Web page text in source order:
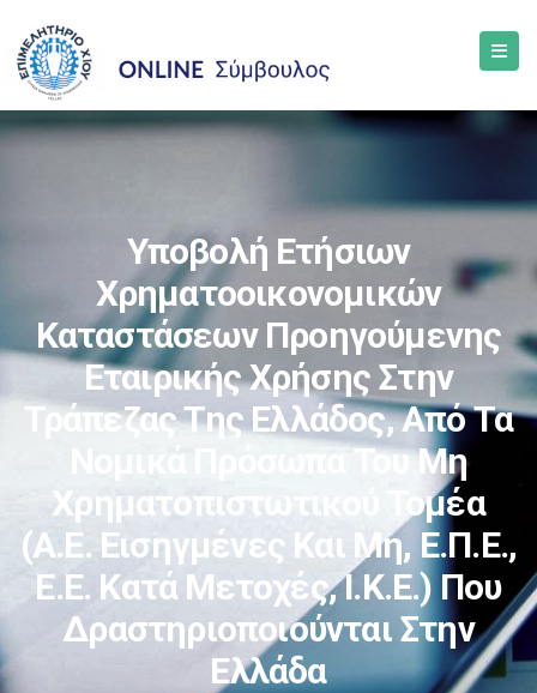
Υποβολή Ετήσιων
Χρηματοοικονομικών
Καταστάσεων Προηγούμενης
Εταιρικής Χρήσης Στην
Τράπεζας Της Ελλάδος, Από Τα
Νομικά Πρόσωπα Του Μη
Χρηματοπιστωτικού Τομέα
(Α.Ε. Εισηγμένες Και Μη, Ε.Π.Ε.,
Ε.Ε. Κατά Μετοχές, Ι.Κ.Ε.) Που
Δραστηριοποιούνται Στην
Ελλάδα